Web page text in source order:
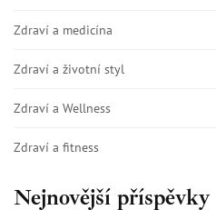
Zdraví a medicína
Zdraví a životní styl
Zdraví a Wellness
Zdraví a fitness
Nejnovější příspěvky